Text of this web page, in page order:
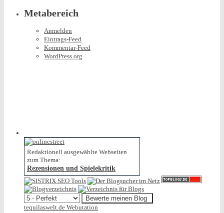
Metabereich
Anmelden
Eintrags-Feed
Kommentar-Feed
WordPress.org
Redaktionell ausgewählte Webseiten
zum Thema:
Rezensionen und Spielekritik
tequilaswelt.de Webutation